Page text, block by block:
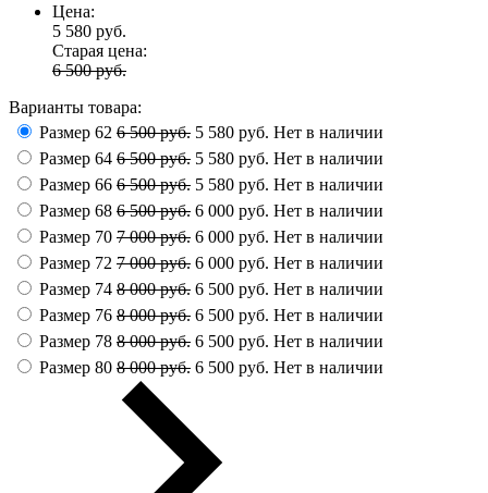
Цена:
5 580 руб.
Старая цена:
6 500 руб.
Варианты товара:
Размер 62 6 500 руб. 5 580 руб. Нет в наличии
Размер 64 6 500 руб. 5 580 руб. Нет в наличии
Размер 66 6 500 руб. 5 580 руб. Нет в наличии
Размер 68 6 500 руб. 6 000 руб. Нет в наличии
Размер 70 7 000 руб. 6 000 руб. Нет в наличии
Размер 72 7 000 руб. 6 000 руб. Нет в наличии
Размер 74 8 000 руб. 6 500 руб. Нет в наличии
Размер 76 8 000 руб. 6 500 руб. Нет в наличии
Размер 78 8 000 руб. 6 500 руб. Нет в наличии
Размер 80 8 000 руб. 6 500 руб. Нет в наличии